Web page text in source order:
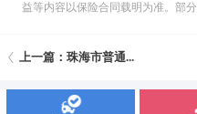
益等内容以保险合同载明为准。部
上一篇：珠海市普通...